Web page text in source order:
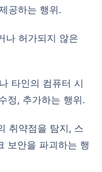
공하는 행위.
정, 추가하는 행위.
보안을 파괴하는 행